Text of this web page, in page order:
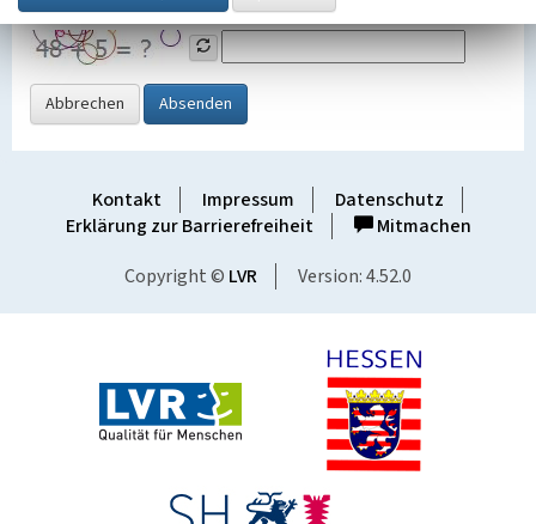
Grafik ein
Abbrechen Absenden
Kontakt Impressum
Datenschutz
Erklärung zur Barrierefreiheit
Mitmachen
Copyright © LVR Version: 4.52.0